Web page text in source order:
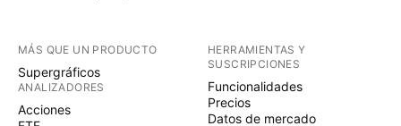
MÁS QUE UN PRODUCTO
Supergráficos
ANALIZADORES
Acciones
HERRAMIENTAS Y
SUSCRIPCIONES
Funcionalidades
Precios
Datos de mercado